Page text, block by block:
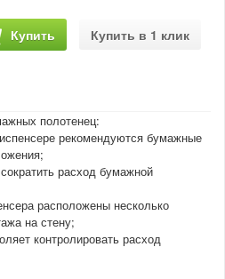
Купить
Купить в 1 клик
полотенец:
рекомендуются бумажные
расход бумажной
расположены несколько
на стену;
контролировать расход